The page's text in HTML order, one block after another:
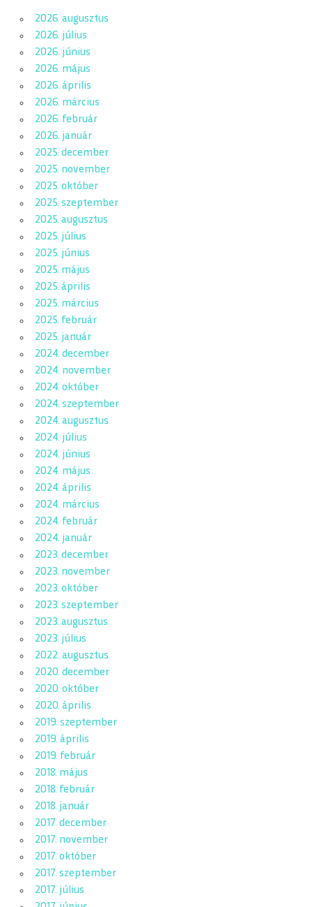
2026. augusztus
2026. július
2026. június
2026. május
2026. április
2026. március
2026. február
2026. január
2025. december
2025. november
2025. október
2025. szeptember
2025. augusztus
2025. július
2025. június
2025. május
2025. április
2025. március
2025. február
2025. január
2024. december
2024. november
2024. október
2024. szeptember
2024. augusztus
2024. július
2024. június
2024. május
2024. április
2024. március
2024. február
2024. január
2023. december
2023. november
2023. október
2023. szeptember
2023. augusztus
2023. július
2022. augusztus
2020. december
2020. október
2020. április
2019. szeptember
2019. április
2019. február
2018. május
2018. február
2018. január
2017. december
2017. november
2017. október
2017. szeptember
2017. július